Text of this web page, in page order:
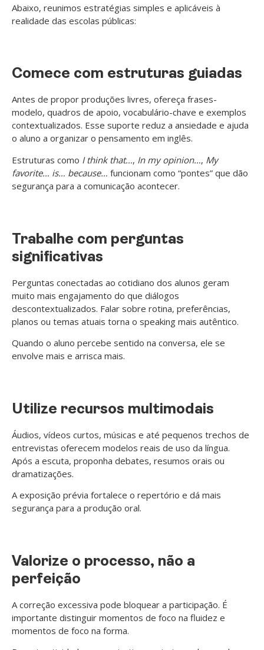
Abaixo, reunimos estratégias simples e aplicáveis à
realidade das escolas públicas:
Comece com estruturas guiadas
Antes de propor produções livres, ofereça frases-
modelo, quadros de apoio, vocabulário-chave e exemplos
contextualizados. Esse suporte reduz a ansiedade e ajuda
o aluno a organizar o pensamento em inglês.
Estruturas como I think that…, In my opinion…, My
favorite… is… because… funcionam como “pontes” que dão
segurança para a comunicação acontecer.
Trabalhe com perguntas
significativas
Perguntas conectadas ao cotidiano dos alunos geram
muito mais engajamento do que diálogos
descontextualizados. Falar sobre rotina, preferências,
planos ou temas atuais torna o speaking mais autêntico.
Quando o aluno percebe sentido na conversa, ele se
envolve mais e arrisca mais.
Utilize recursos multimodais
Áudios, vídeos curtos, músicas e até pequenos trechos de
entrevistas oferecem modelos reais de uso da língua.
Após a escuta, proponha debates, resumos orais ou
dramatizações.
A exposição prévia fortalece o repertório e dá mais
segurança para a produção oral.
Valorize o processo, não a
perfeição
A correção excessiva pode bloquear a participação. É
importante distinguir momentos de foco na fluidez e
momentos de foco na forma.